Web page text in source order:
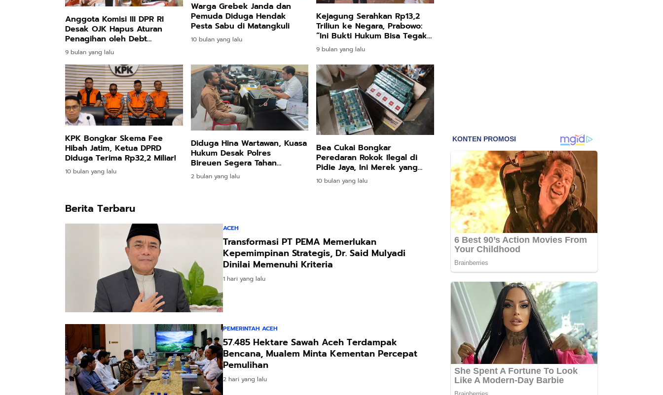
Anggota Komisi III DPR RI
Desak OJK Hapus Aturan
Penagihan oleh Debt
Collector
9 bulan yang lalu
Warga Grebek Janda dan
Pemuda Diduga Hendak
Pesta Sabu di Matangkuli
10 bulan yang lalu
Kejagung Serahkan Rp13,2
Triliun ke Negara, Prabowo:
“Ini Bukti Hukum Bisa Tegak
dan Uang Rakyat Kembali
9 bulan yang lalu
KPK Bongkar Skema Fee
Hibah Jatim, Ketua DPRD
Diduga Terima Rp32,2 Miliar!
10 bulan yang lalu
Diduga Hina Wartawan, Kuasa
Hukum Desak Polres
Bireuen Segera Tahan
Anderson
2 bulan yang lalu
Bea Cukai Bongkar
Peredaran Rokok Ilegal di
Pidie Jaya, Ini Merek yang
Diamankan
10 bulan yang lalu
Berita Terbaru
ACEH
Transformasi PT PEMA Memerlukan
Kepemimpinan Strategis, Dr. Said Mulyadi
Dinilai Memenuhi Kriteria
1 hari yang lalu
PEMERINTAH ACEH
57.485 Hektare Sawah Aceh Terdampak
Bencana, Mualem Minta Kementan Percepat
Pemulihan
2 hari yang lalu